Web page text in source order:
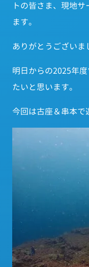
トの皆さま、現地
ます。
ありがとうございま
明日からの2025年
たいと思います。
今回は古座＆串本で